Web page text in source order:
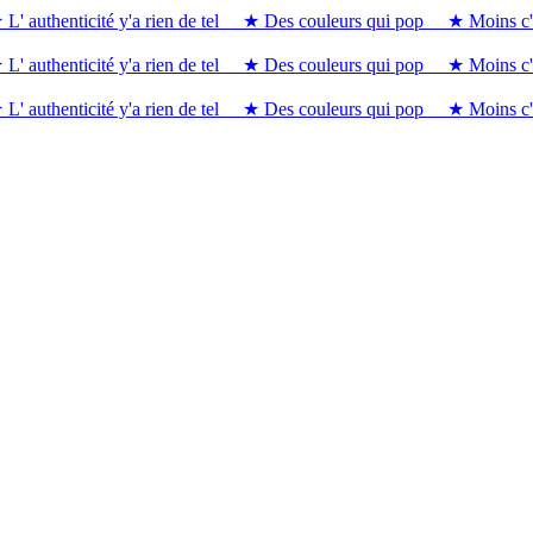
authenticité y'a rien de tel ★ Des couleurs qui pop ★ Moins
authenticité y'a rien de tel ★ Des couleurs qui pop ★ Moins
authenticité y'a rien de tel ★ Des couleurs qui pop ★ Moins